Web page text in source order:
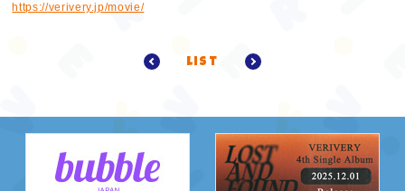
https://verivery.jp/movie/
list